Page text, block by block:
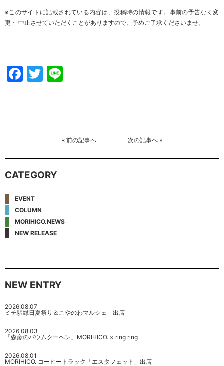
※このサイトに記載されている内容は、投稿時の情報です。事前の予告なく変
更・ 中止させていただくことがありますので、 予めご了承くださいませ。
Facebook
Twitter
« 前の記事へ 次の記事へ»
CATEGORY
EVENT
COLUMN
MORIHICO.NEWS
NEW RELEASE
NEW ENTRY
2026.08.07
ミチ駅縁日夏祭り＆こやのわマルシェ 出店
2026.08.03
「森彦のバウムクーヘン」MORIHICO. × ring ring
2026.08.01
MORIHICO. コーヒートラック「エスタフェット」出店